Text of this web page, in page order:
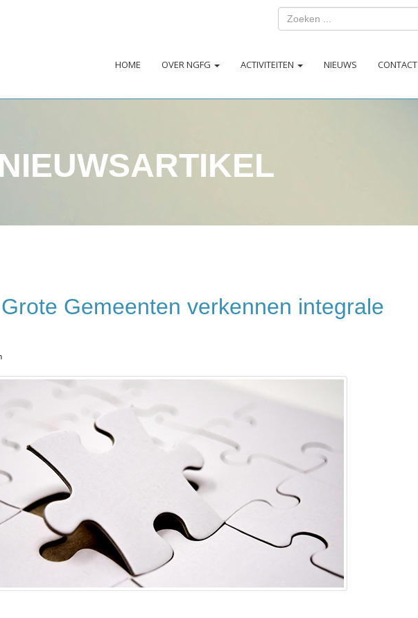
HOME OVER NGFG ACTIVITEITEN NIEUWS CONTACT
NIEUWSARTIKEL
Gemeenten verkennen integrale